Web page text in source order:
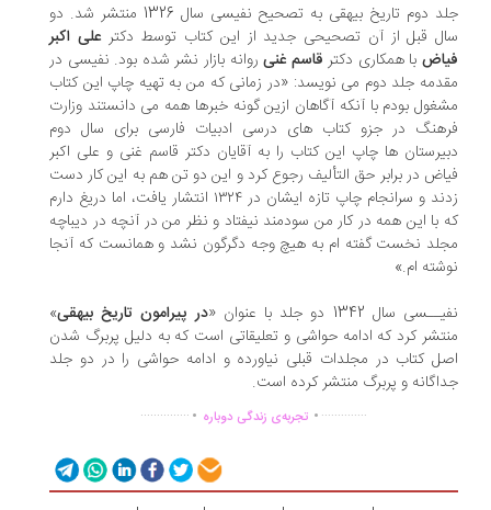
جلد دوم تاریخ بیهقی به تصحیح نفیسی سال 1326 منتشر شد. دو
قبل از آن تصحیحی جدید از این کتاب توسط دکترعلی اکبر
با همکاری دکترقاسم غنیروانه بازار نشر شده بود. نفیسی در
جلد دوم می نویسد: «در زمانی که من به تهیه چاپ این کتاب
بودم با آنکه آگاهان ازین گونه خبرها همه می دانستند وزارت
در جزو کتاب های درسی ادبیات فارسی برای سال دوم
ها چاپ این کتاب را به آقایان دکتر قاسم غنی و علی اکبر
در برابر حق التألیف رجوع کرد و این دو تن هم به این کار دست
زدند و سرانجام چاپ تازه ایشان در ١٣٢٤ انتشار یافت، اما دریغ دارم
با این همه در کار من سودمند نیفتاد و نظر من در آنچه در دیباچه
نخست گفته ام به هیچ وجه دگرگون نشد و همانست که آنجا
ام.»
سال 1342 دو جلد با عنوان «
در پیرامون تاریخ بیهقی »
کرد که ادامه حواشی و تعلیقاتی است که به دلیل پربرگ شدن
کتاب در مجلدات قبلی نیاورده و ادامه حواشی را در دو جلد
و پربرگ منتشر کرده است.
............... .تجربه‌ی زندگی دوباره ...............